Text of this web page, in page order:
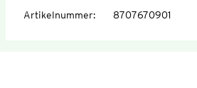
Artikelnummer: 8707670901